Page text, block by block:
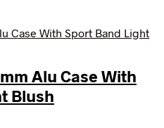
Alu Case With
Blush